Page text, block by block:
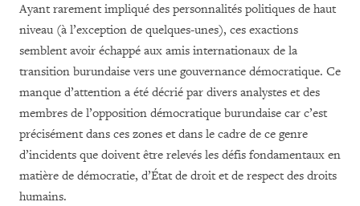
Ayant rarement impliqué des personnalités politiques de haut
niveau (à l’exception de quelques-unes), ces exactions
semblent avoir échappé aux amis internationaux de la
transition burundaise vers une gouvernance démocratique. Ce
manque d’attention a été décrié par divers analystes et des
membres de l’opposition démocratique burundaise car c’est
précisément dans ces zones et dans le cadre de ce genre
d’incidents que doivent être relevés les défis fondamentaux en
matière de démocratie, d’État de droit et de respect des droits
humains.